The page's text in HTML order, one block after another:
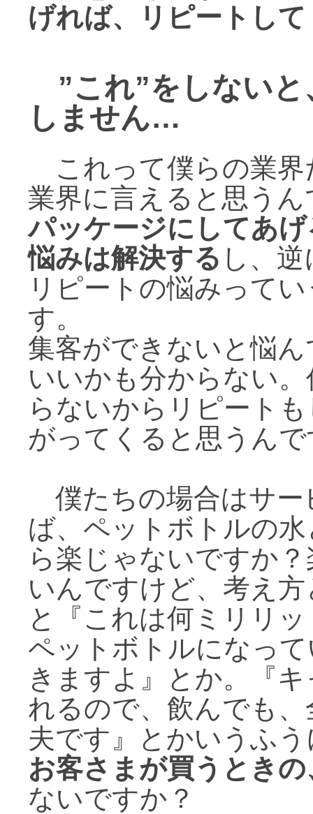
げれば、リピートし
”これ”をしないと
しません…
これって僕らの業界
業界に言えると思う
パッケージにしてあ
悩みは解決する し、
リピートの悩みって
す。
集客ができないと悩
いいかも分からない
らないからリピート
がってくると思うん
僕たちの場合はサー
ば、ペットボトルの
ら楽じゃないですか
いんですけど、考え
と『これは何ミリリ
ペットボトルになっ
きますよ』とか。『
れるので、飲んでも
夫です』とかいうふ
お客さまが買うとき
ないですか？